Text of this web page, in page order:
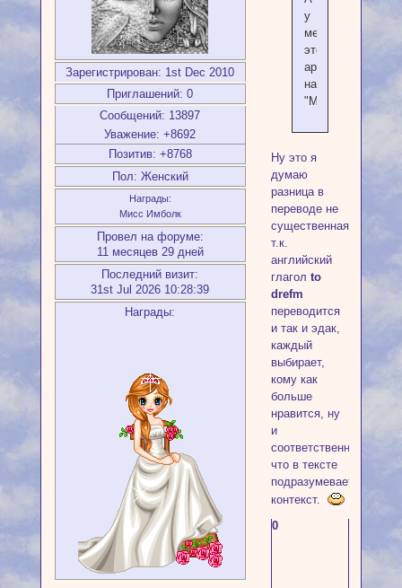
Зарегистрирован: 1st Dec 2010
Приглашений: 0
Сообщений: 13897
Уважение: +8692
Позитив: +8768
Пол: Женский
Награды:
Мисс Имболк
Провел на форуме:
11 месяцев 29 дней
Последний визит:
31st Jul 2026 10:28:39
Награды:
у
меня
этот
аркан
называется
"Мечтатель"
Ну это я
думаю
разница в
переводе не
существенная,
т.к.
английский
глагол to
drefm
переводится
и так и эдак,
каждый
выбирает,
кому как
больше
нравится, ну
и
соответственно,
что в тексте
подразумевает
контекст.
0